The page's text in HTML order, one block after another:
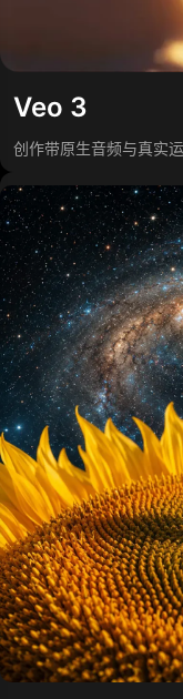
Veo 3
创作带原生音频与真实